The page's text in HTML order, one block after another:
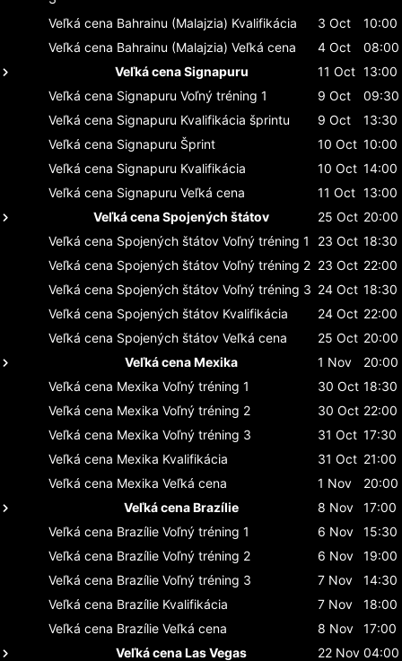
Veľká cena Bahrainu (Malajzia) Kvalifikácia 3 Oct
10:00
Veľká cena Bahrainu (Malajzia) Veľká cena 4 Oct
08:00
Veľká cena Signapuru
11 Oct 13:00
Veľká cena Signapuru Voľný tréning 1 9 Oct
09:30
Veľká cena Signapuru Kvalifikácia šprintu 9 Oct
13:30
Veľká cena Signapuru Šprint 10 Oct 10:00
Veľká cena Signapuru Kvalifikácia 10 Oct 14:00
Veľká cena Signapuru Veľká cena 11 Oct 13:00
Veľká cena Spojených štátov
25 Oct 20:00
Veľká cena Spojených štátov Voľný tréning 1 23 Oct 18:30
Veľká cena Spojených štátov Voľný tréning 2 23 Oct 22:00
Veľká cena Spojených štátov Voľný tréning 3 24 Oct 18:30
Veľká cena Spojených štátov Kvalifikácia 24 Oct 22:00
Veľká cena Spojených štátov Veľká cena 25 Oct 20:00
Veľká cena Mexika
1 Nov
20:00
Veľká cena Mexika Voľný tréning 1 30 Oct 18:30
Veľká cena Mexika Voľný tréning 2 30 Oct 22:00
Veľká cena Mexika Voľný tréning 3 31 Oct 17:30
Veľká cena Mexika Kvalifikácia 31 Oct 21:00
Veľká cena Mexika Veľká cena 1 Nov
20:00
Veľká cena Brazílie
8 Nov
17:00
Veľká cena Brazílie Voľný tréning 1 6 Nov
15:30
Veľká cena Brazílie Voľný tréning 2 6 Nov
19:00
Veľká cena Brazílie Voľný tréning 3 7 Nov
14:30
Veľká cena Brazílie Kvalifikácia 7 Nov
18:00
Veľká cena Brazílie Veľká cena 8 Nov
17:00
Veľká cena Las Vegas
22 Nov 04:00